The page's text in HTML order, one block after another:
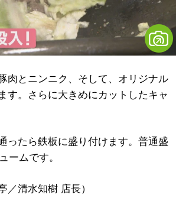
肉とニンニク、そして、オリジナル
す。さらに大きめにカットしたキャ
ったら鉄板に盛り付けます。普通盛
ームです。
／清水知樹 店長）